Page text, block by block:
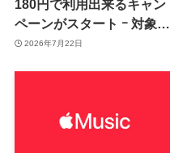
180円で利用出来るキャン
ペーンがスタート ｰ 対象は
新規ユーザーのみ
2026年7月22日